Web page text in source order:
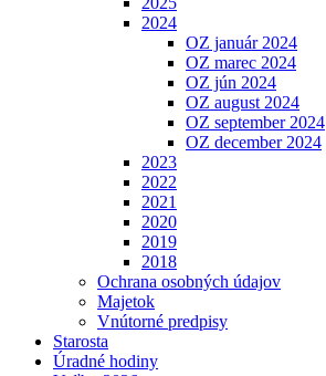
2024
OZ január 2024
OZ marec 2024
OZ jún 2024
OZ august 2024
OZ september 2024
OZ december 2024
2023
2022
2021
2020
2019
2018
Ochrana osobných údajov
Majetok
Vnútorné predpisy
Starosta
Úradné hodiny